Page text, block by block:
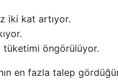
iki kat artıyor.
öngörülüyor.
en fazla talep